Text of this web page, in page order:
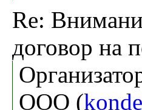
Re:
договор на
ООО (